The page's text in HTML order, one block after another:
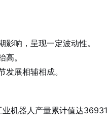
响，呈现一定波动性。
。
展相辅相成。
业机器人 产量累计值达